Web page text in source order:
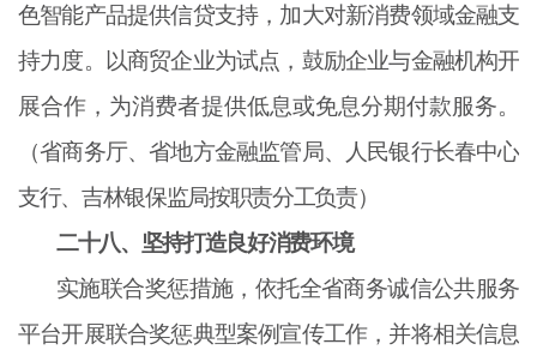
色智能产品提供信贷支持，加大对新消费领域金融支
持力度。以商贸企业为试点，鼓励企业与金融机构开
展合作，为消费者提供低息或免息分期付款服务。
（省商务厅、省地方金融监管局、人民银行长春中心
支行、吉林银保监局按职责分工负责）
二十八、坚持打造良好消费环境
实施联合奖惩措施，依托全省商务诚信公共服务
平台开展联合奖惩典型案例宣传工作，并将相关信息